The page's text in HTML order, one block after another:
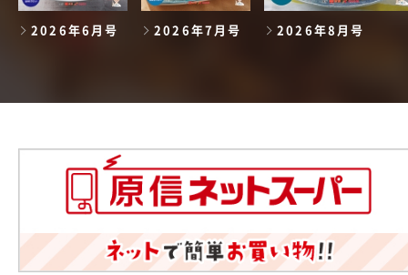
2026年6月号 2026年7月号 2026年8月号